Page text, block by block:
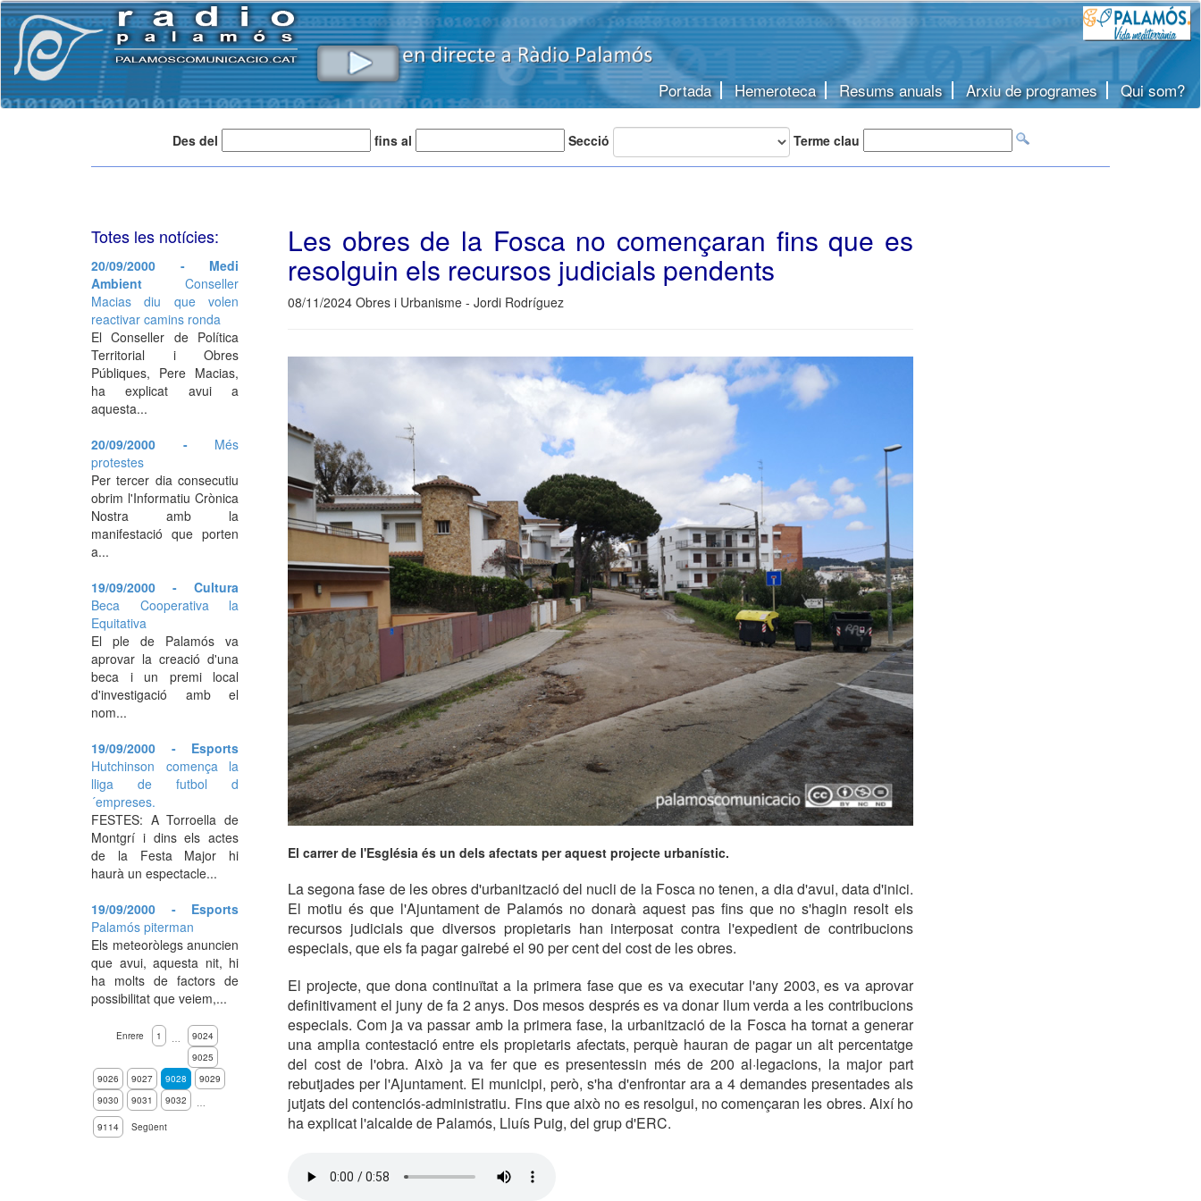
Portada Hemeroteca Resums anuals Arxiu de programes Qui som?
Des del fins al Secció Terme clau
Les obres de la Fosca no començaran fins que es
resolguin els recursos judicials pendents
08/11/2024 Obres i Urbanisme - Jordi Rodríguez
El carrer de l'Església és un dels afectats per aquest projecte urbanístic.
La segona fase de les obres d'urbanització del nucli de la Fosca no tenen, a dia d'avui, data d'inici.
El motiu és que l'Ajuntament de Palamós no donarà aquest pas fins que no s'hagin resolt els
recursos judicials que diversos propietaris han interposat contra l'expedient de contribucions
especials, que els fa pagar gairebé el 90 per cent del cost de les obres.
El projecte, que dona continuïtat a la primera fase que es va executar l'any 2003, es va aprovar
definitivament el juny de fa 2 anys. Dos mesos després es va donar llum verda a les contribucions
especials. Com ja va passar amb la primera fase, la urbanització de la Fosca ha tornat a generar
una amplia contestació entre els propietaris afectats, perquè hauran de pagar un alt percentatge
del cost de l'obra. Això ja va fer que es presentessin més de 200 al·legacions, la major part
rebutjades per l'Ajuntament. El municipi, però, s'ha d'enfrontar ara a 4 demandes presentades als
jutjats del contenciós-administratiu. Fins que això no es resolgui, no començaran les obres. Així ho
ha explicat l'alcalde de Palamós, Lluís Puig, del grup d'ERC.
Totes les notícies:
20/09/2000 - Medi
Ambient Conseller
Macias diu que volen
reactivar camins ronda
El Conseller de Política
Territorial i Obres
Públiques, Pere Macias,
ha explicat avui a
aquesta...
20/09/2000 - Més
protestes
Per tercer dia consecutiu
obrim l'Informatiu Crònica
Nostra amb la
manifestació que porten
a...
19/09/2000 - Cultura
Beca Cooperativa la
Equitativa
El ple de Palamós va
aprovar la creació d'una
beca i un premi local
d'investigació amb el
nom...
19/09/2000 - Esports
Hutchinson comença la
lliga de futbol d
´empreses.
FESTES: A Torroella de
Montgrí i dins els actes
de la Festa Major hi
haurà un espectacle...
19/09/2000 - Esports
Palamós piterman
Els meteoròlegs anuncien
que avui, aquesta nit, hi
ha molts de factors de
possibilitat que veiem,...
Enrere 1 …
9024
9025
9026
9027 9028
9029
9030
9031 9032
…
9114
Següent